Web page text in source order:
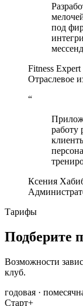
под
Fitness Expert
Отраслевое
“
работу
Ксения
Тарифы
Подберите
Возможности
клуб.
годовая ·
Старт+